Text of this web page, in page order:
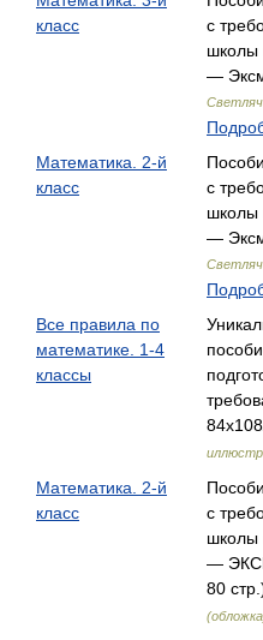
класс
с
школы
—
Математика. 2-й
класс
с
школы
—
Все правила по
математике. 1-4
классы
Математика. 2-й
класс
с
школы
—
80